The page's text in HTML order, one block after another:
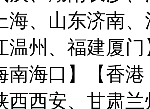
海、山东济南
温州、福建厦门
海口】
【香
西西安、甘肃